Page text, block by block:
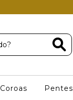
Coroas Pentes